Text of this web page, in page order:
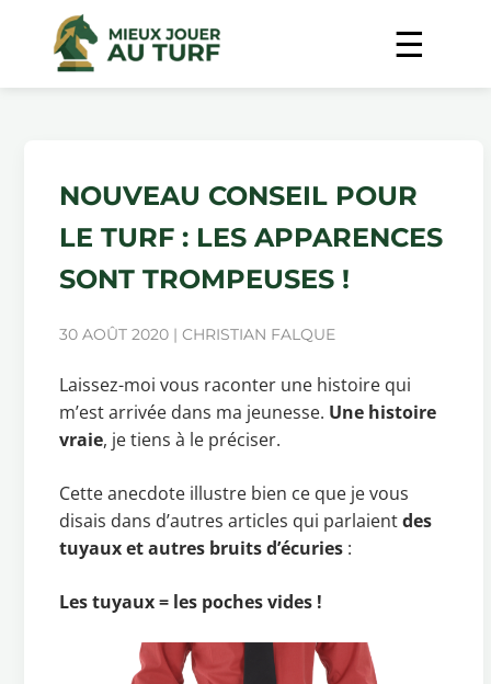
NOUVEAU CONSEIL POUR
LE TURF : LES APPARENCES
SONT TROMPEUSES !
30 AOÛT 2020 | CHRISTIAN FALQUE
Laissez-moi vous raconter une histoire qui
m’est arrivée dans ma jeunesse. Une histoire
vraie, je tiens à le préciser.
Cette anecdote illustre bien ce que je vous
disais dans d’autres articles qui parlaientdes
tuyaux et autres bruits d’écuries :
Les tuyaux = les poches vides !